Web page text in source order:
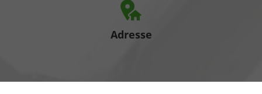
Adresse